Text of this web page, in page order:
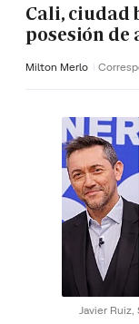
Cali, ciudad
posesión de
Milton Merlo
Javier